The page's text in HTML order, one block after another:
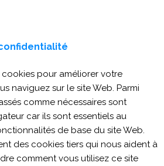
cookies pour améliorer votre
naviguez sur le site Web. Parmi
comme nécessaires sont
car ils sont essentiels au
de base du site Web.
des cookies tiers qui nous aident à
comment vous utilisez ce site